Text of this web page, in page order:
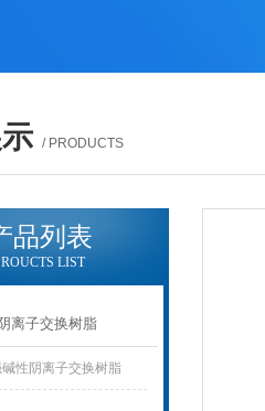
/ PRODUCTS
品列表
LIST
离子交换树脂
碱性阴离子交换树脂